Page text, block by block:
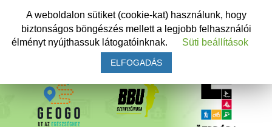
A weboldalon sütiket (cookie-kat) használunk, hogy
biztonságos böngészés mellett a legjobb felhasználói
élményt nyújthassuk látogatóinknak.
Süti beállítások
ELFOGADÁS